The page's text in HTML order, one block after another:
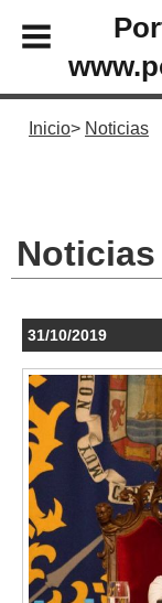
Inicio Noticias
31/10/2019